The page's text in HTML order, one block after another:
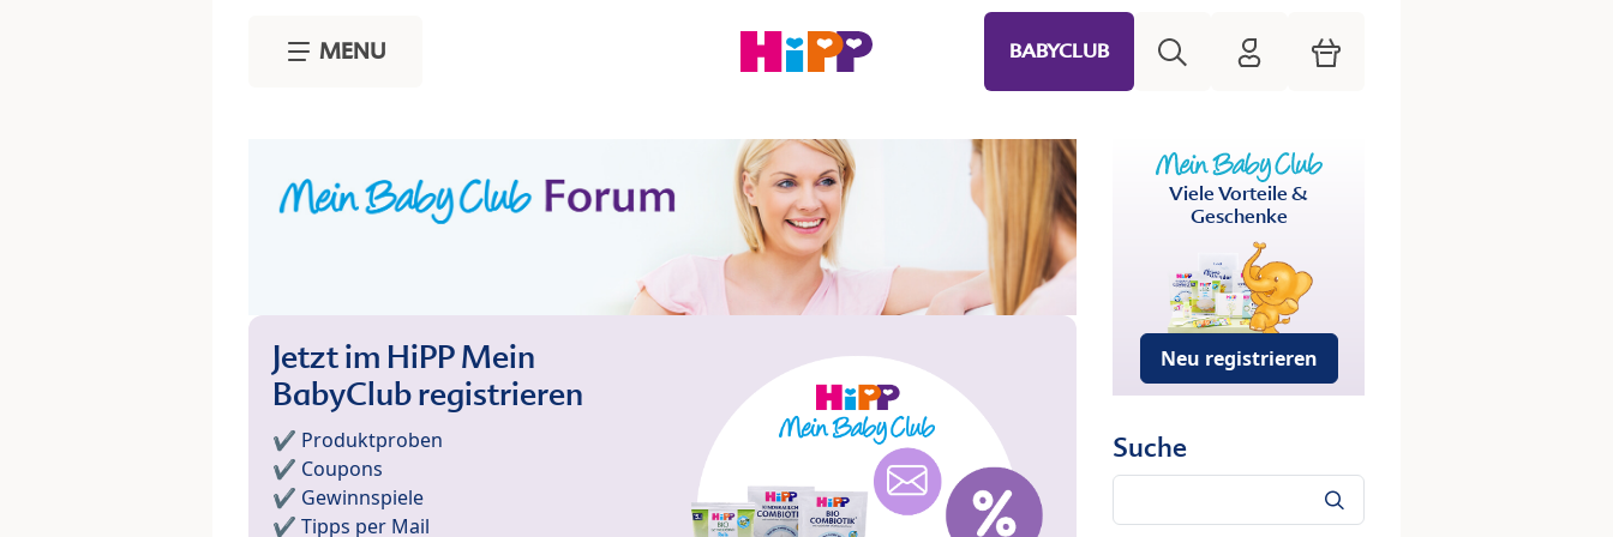
MENU BABYCLUB HiPP Mein Babyclub
Warenkorb
Jetzt im HiPP Mein
BabyClub registrieren
✔️ Produktproben
✔️ Coupons
✔️ Gewinnspiele
✔️ Tipps per Mail
Viele Vorteile &
Geschenke
Neu registrieren
Suche